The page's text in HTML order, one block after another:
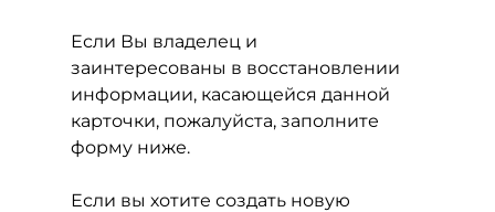
Если Вы владелец и
заинтересованы в восстановлении
информации, касающейся данной
карточки, пожалуйста, заполните
форму ниже.
Если вы хотите создать новую